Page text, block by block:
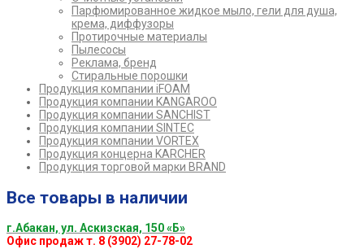
Парфюмированное жидкое мыло, гели для душа,
крема, диффузоры
Протирочные материалы
Пылесосы
Реклама, бренд
Стиральные порошки
Продукция компании iFOAM
Продукция компании KANGAROO
Продукция компании SANCHIST
Продукция компании SINTEC
Продукция компании VORTEX
Продукция концерна KARCHER
Продукция торговой марки BRAND
Все товары в наличии
г.Абакан, ул. Аскизская, 150 «Б»
Офис продаж т. 8 (3902) 27-78-02